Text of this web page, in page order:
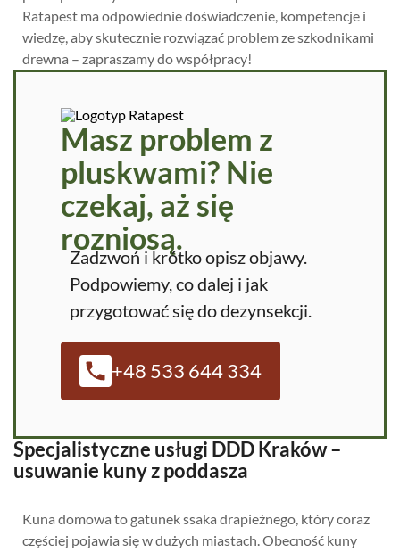
Ratapest ma odpowiednie doświadczenie, kompetencje i
wiedzę, aby skutecznie rozwiązać problem ze szkodnikami
drewna – zapraszamy do współpracy!
Masz problem z
pluskwami? Nie
czekaj, aż się
rozniosą.
Zadzwoń i krótko opisz objawy.
Podpowiemy, co dalej i jak
przygotować się do dezynsekcji.
+48 533 644 334
Specjalistyczne usługi DDD Kraków –
usuwanie kuny z poddasza
Kuna domowa to gatunek ssaka drapieżnego, który coraz
częściej pojawia się w dużych miastach. Obecność kuny